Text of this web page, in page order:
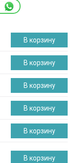
В корзину
В корзину
В корзину
В корзину
В корзину
В корзину